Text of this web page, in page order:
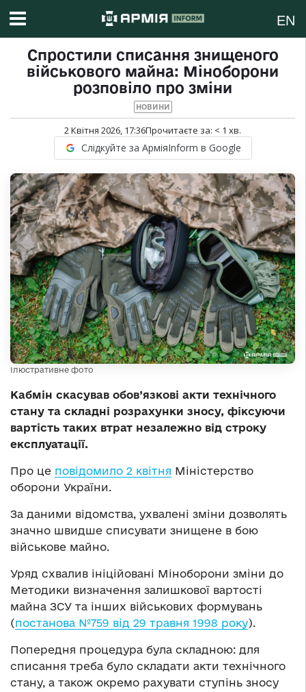
EN
Спростили списання знищеного
військового майна: Міноборони
розповіло про зміни
НОВИНИ
2 Квітня 2026, 17:36Прочитаєте за: < 1 хв.
Слідкуйте за АрміяInform в Google
Ілюстративне фото
Кабмін скасував обов’язкові акти технічного
стану та складні розрахунки зносу, фіксуючи
вартість таких втрат незалежно від строку
експлуатації.
Про це повідомило 2 квітня Міністерство
оборони України.
За даними відомства, ухвалені зміни дозволять
значно швидше списувати знищене в бою
військове майно.
Уряд схвалив ініційовані Міноборони зміни до
Методики визначення залишкової вартості
майна ЗСУ та інших військових формувань
(постанова №759 від 29 травня 1998 року).
Попередня процедура була складною: для
списання треба було складати акти технічного
стану, а також окремо рахувати ступінь зносу